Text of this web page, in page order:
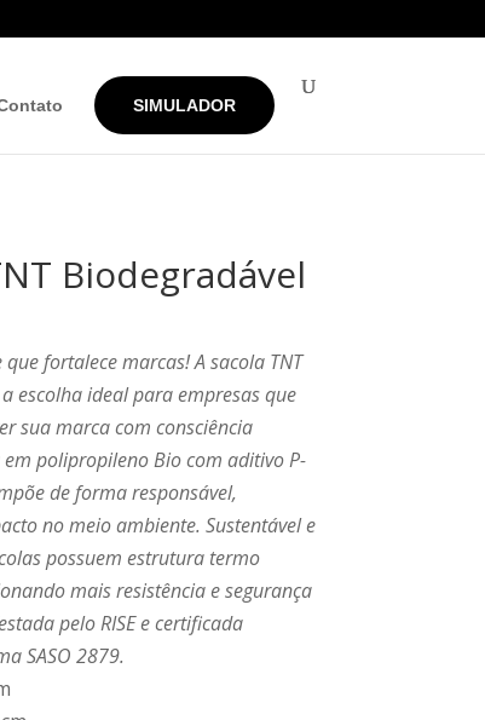
SIMULADOR
Biodegradável
fortalece marcas! A sacola TNT
escolha ideal para empresas que
sua marca com consciência
polipropileno Bio com aditivo P-
de forma responsável,
no meio ambiente. Sustentável e
possuem estrutura termo
mais resistência e segurança
pelo RISE e certificada
SASO 2879.